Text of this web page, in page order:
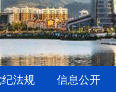
纪法规 信息公开